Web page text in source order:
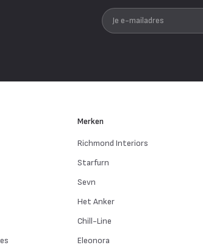
Je e-mailadres
Merken
Richmond Interiors
Starfurn
Sevn
Het Anker
Chill-Line
Eleonora